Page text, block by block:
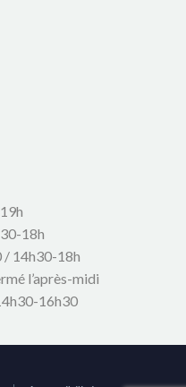
18h
/ 14h30-18h
l’après-midi
16h30